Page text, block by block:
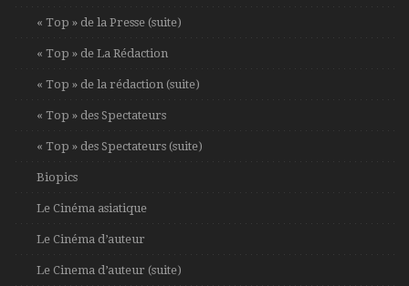
« Top » de la Presse (suite)
« Top » de La Rédaction
« Top » de la rédaction (suite)
« Top » des Spectateurs
« Top » des Spectateurs (suite)
Biopics
Le Cinéma asiatique
Le Cinéma d’auteur
Le Cinema d’auteur (suite)